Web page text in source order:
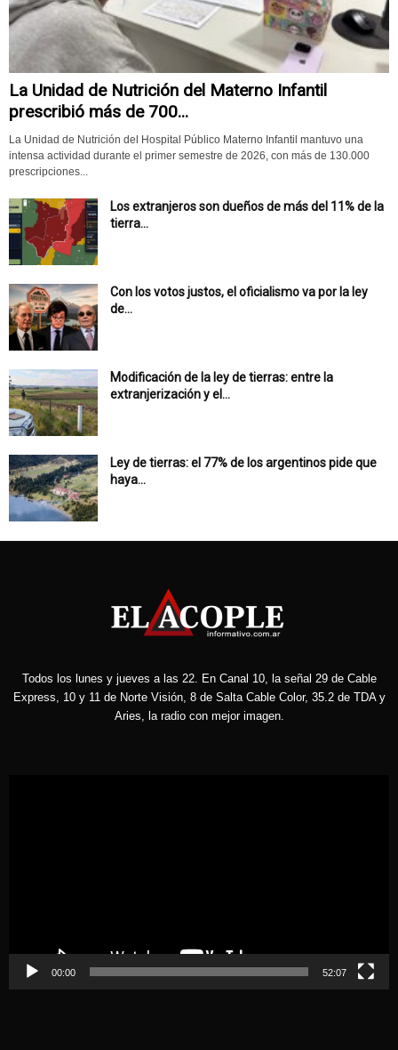
La Unidad de Nutrición del Materno Infantil
prescribió más de 700...
La Unidad de Nutrición del Hospital Público Materno Infantil mantuvo una
intensa actividad durante el primer semestre de 2026, con más de 130.000
prescripciones...
Los extranjeros son dueños de más del 11% de la
tierra...
Con los votos justos, el oficialismo va por la ley
de...
Modificación de la ley de tierras: entre la
extranjerización y el...
Ley de tierras: el 77% de los argentinos pide que
haya...
Todos los lunes y jueves a las 22. En Canal 10, la señal 29 de Cable
Express, 10 y 11 de Norte Visión, 8 de Salta Cable Color, 35.2 de TDA y
Aries, la radio con mejor imagen.
00:00 52:07